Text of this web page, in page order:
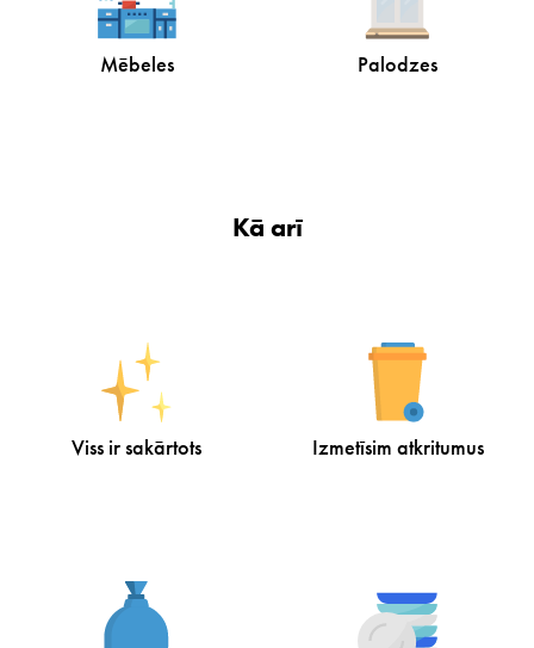
Mēbeles Palodzes
Kā arī
Viss ir sakārtots Izmetīsim atkritumus